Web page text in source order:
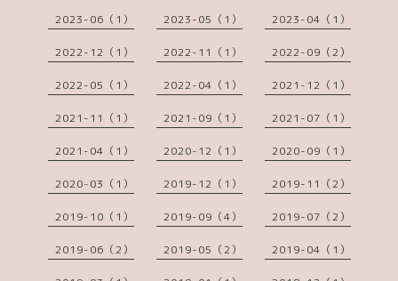
2023-06（1） 2023-05（1） 2023-04（1）
2022-12（1） 2022-11（1） 2022-09（2）
2022-05（1） 2022-04（1） 2021-12（1）
2021-11（1） 2021-09（1） 2021-07（1）
2021-04（1） 2020-12（1） 2020-09（1）
2020-03（1） 2019-12（1） 2019-11（2）
2019-10（1） 2019-09（4） 2019-07（2）
2019-06（2） 2019-05（2） 2019-04（1）